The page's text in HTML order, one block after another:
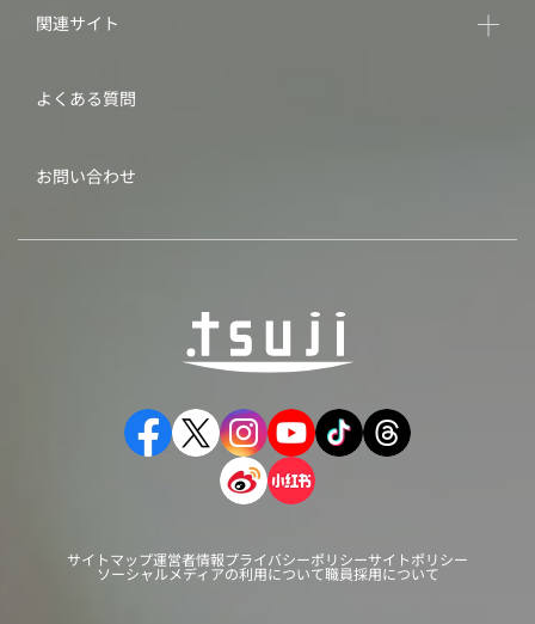
関連サイト
よくある質問
お問い合わせ
サイトマップ運営者情報プライバシーポリシーサイトポリシー
ソーシャルメディアの利用について職員採用について